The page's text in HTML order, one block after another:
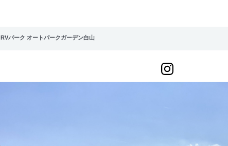
RVパーク オートパークガーデン白山